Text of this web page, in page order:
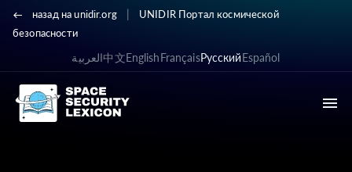
назад на unidir.org |
UNIDIR Портал космической
безопасности
العربية中文EnglishFrançaisРусскийEspañol